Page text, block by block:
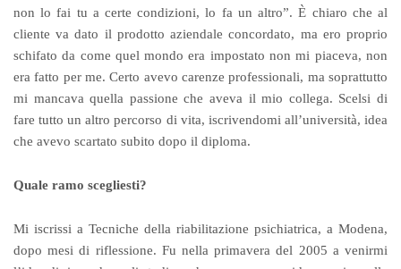
non lo fai tu a certe condizioni, lo fa un altro”. È chiaro che al
cliente va dato il prodotto aziendale concordato, ma ero proprio
schifato da come quel mondo era impostato non mi piaceva, non
era fatto per me. Certo avevo carenze professionali, ma soprattutto
mi mancava quella passione che aveva il mio collega. Scelsi di
fare tutto un altro percorso di vita, iscrivendomi all’università, idea
che avevo scartato subito dopo il diploma.
Quale ramo scegliesti?
Mi iscrissi a Tecniche della riabilitazione psichiatrica, a Modena,
dopo mesi di riflessione. Fu nella primavera del 2005 a venirmi